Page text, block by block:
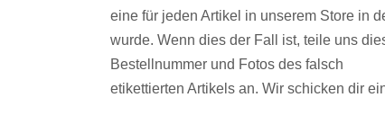
eine für jeden Artikel in unserem Store in
wurde. Wenn dies der Fall ist, teile uns
Bestellnummer und Fotos des falsch
etikettierten Artikels an. Wir schicken dir